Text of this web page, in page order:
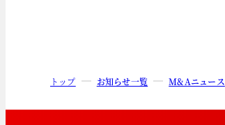
トップ お知らせ一覧 M&Aニュース